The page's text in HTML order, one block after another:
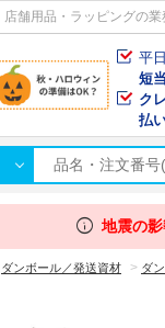
舗用品・ラッピングの業
平
短
ク
払
info 地震の
ダンボール／発送資材 > ダ